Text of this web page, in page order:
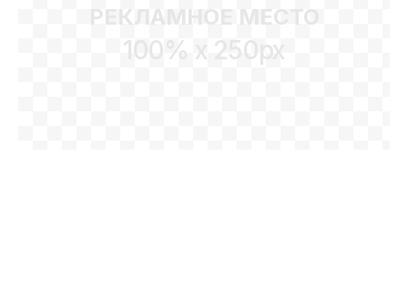
РЕКЛАМНОЕ МЕСТО
100% x 250px